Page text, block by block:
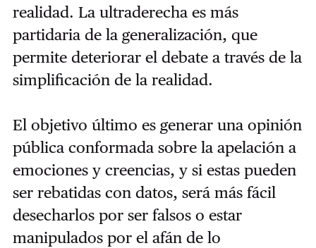
realidad. La ultraderecha es más
partidaria de la generalización, que
permite deteriorar el debate a través de la
simplificación de la realidad.
El objetivo último es generar una opinión
pública conformada sobre la apelación a
emociones y creencias, y si estas pueden
ser rebatidas con datos, será más fácil
desecharlos por ser falsos o estar
manipulados por el afán de lo